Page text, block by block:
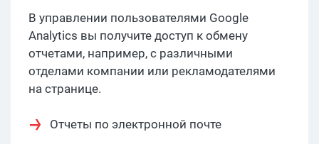
В управлении пользователями Google
Analytics вы получите доступ к обмену
отчетами, например, с различными
отделами компании или рекламодателями
на странице.
Отчеты по электронной почте